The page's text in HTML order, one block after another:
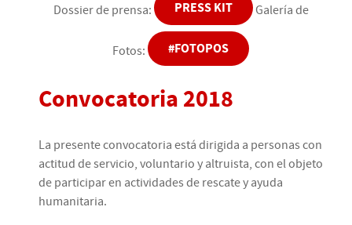
Dossier de prensa: PRESS KIT Galería de
Fotos: #FOTOPOS
Convocatoria 2018
La presente convocatoria está dirigida a personas con
actitud de servicio, voluntario y altruista, con el objeto
de participar en actividades de rescate y ayuda
humanitaria.